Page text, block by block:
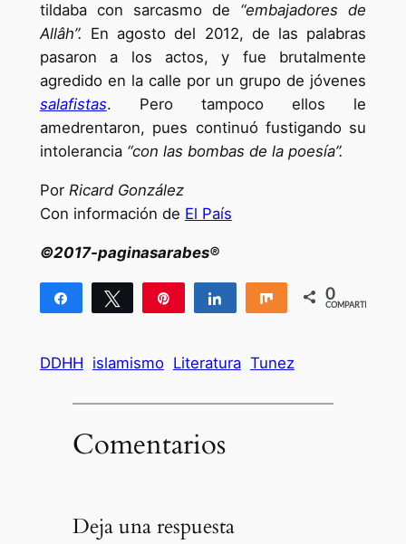
tildaba con sarcasmo de “embajadores de
Allâh”. En agosto del 2012, de las palabras
pasaron a los actos, y fue brutalmente
agredido en la calle por un grupo de jóvenes
salafistas. Pero tampoco ellos le
amedrentaron, pues continuó fustigando su
intolerancia “con las bombas de la poesía”.
Por Ricard González
Con información de El País
©2017-paginasarabes®
Compartir Twittear Compartir Compartir
0
COMPARTIR
DDHH islamismo Literatura Tunez
Comentarios
Deja una respuesta